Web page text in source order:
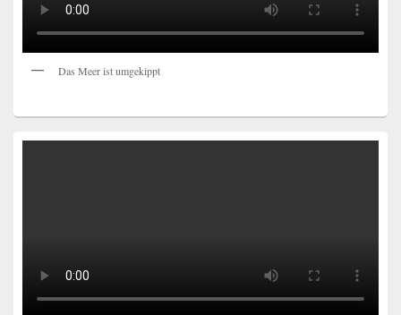
Das Meer ist umgekippt